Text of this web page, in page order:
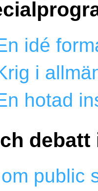
idé
i
hotad
debatt
public